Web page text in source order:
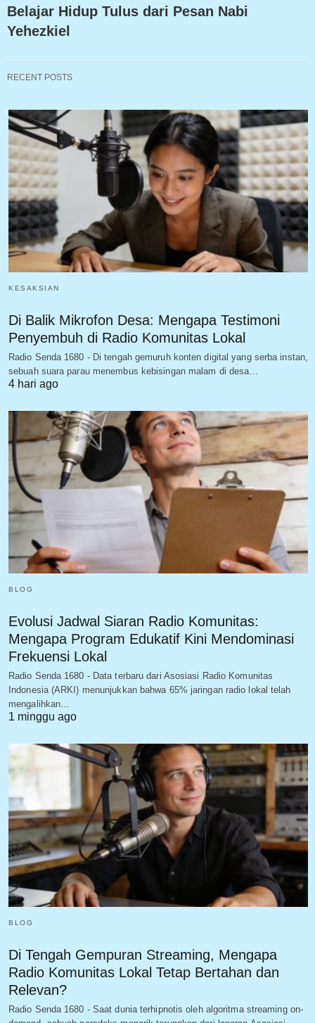
Belajar Hidup Tulus dari Pesan Nabi
Yehezkiel
RECENT POSTS
KESAKSIAN
Di Balik Mikrofon Desa: Mengapa Testimoni
Penyembuh di Radio Komunitas Lokal
Radio Senda 1680 - Di tengah gemuruh konten digital yang serba instan,
sebuah suara parau menembus kebisingan malam di desa…
4 hari ago
BLOG
Evolusi Jadwal Siaran Radio Komunitas:
Mengapa Program Edukatif Kini Mendominasi
Frekuensi Lokal
Radio Senda 1680 - Data terbaru dari Asosiasi Radio Komunitas
Indonesia (ARKI) menunjukkan bahwa 65% jaringan radio lokal telah
mengalihkan…
1 minggu ago
BLOG
Di Tengah Gempuran Streaming, Mengapa
Radio Komunitas Lokal Tetap Bertahan dan
Relevan?
Radio Senda 1680 - Saat dunia terhipnotis oleh algoritma streaming on-